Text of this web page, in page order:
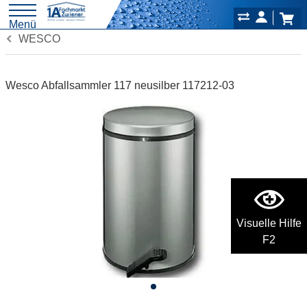
Visuelle Hilfe
F2
Menü
WESCO
Wesco Abfallsammler 117 neusilber 117212-03